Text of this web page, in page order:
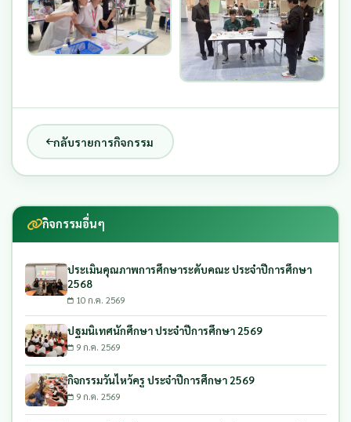
กลับรายการกิจกรรม
กิจกรรมอื่นๆ
ประเมินคุณภาพการศึกษาระดับคณะ ประจำปีการศึกษา
2568
10 ก.ค. 2569
ปฐมนิเทศนักศึกษา ประจำปีการศึกษา 2569
9 ก.ค. 2569
กิจกรรมวันไหว้ครู ประจำปีการศึกษา 2569
9 ก.ค. 2569